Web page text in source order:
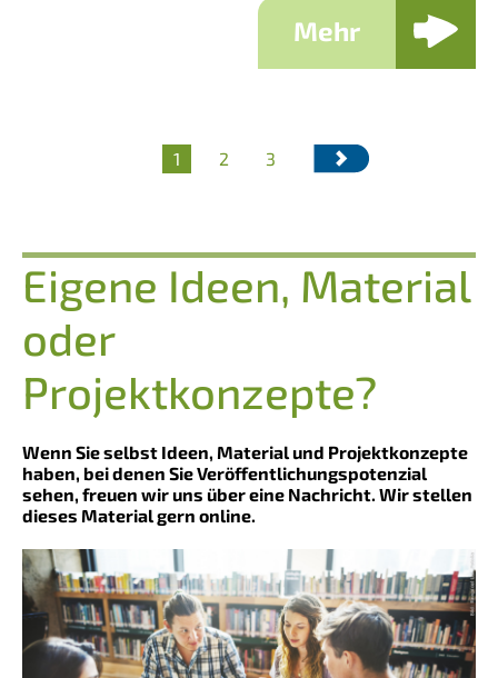
Mehr
Seitennummerierung
Aktuelle
1 Seite
2 Seite
3
Eigene Ideen, Material
oder
Projektkonzepte?
Wenn Sie selbst Ideen, Material und Projektkonzepte
haben, bei denen Sie Veröffentlichungspotenzial
sehen, freuen wir uns über eine Nachricht. Wir stellen
dieses Material gern online.